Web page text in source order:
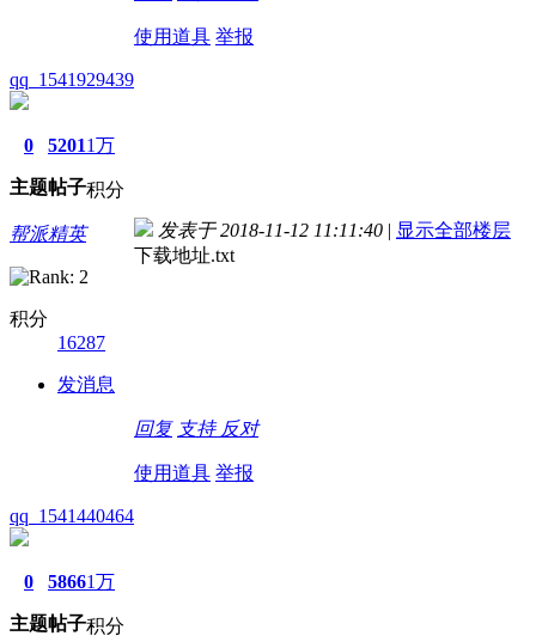
使用道具 举报
qq_1541929439
0
主题
5201
帖子
1万
积分
帮派精英
积分
16287
发消息
发表于 2018-11-12 11:11:40 | 显示全部楼层
下载地址.txt
回复 支持 反对
使用道具 举报
qq_1541440464
0
主题
5866
帖子
1万
积分